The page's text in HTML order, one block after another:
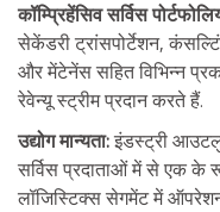
कॉम्प्रिहेंसिव सर्विस
सेकेंडरी ट्रांसपोर्टेशन,
और मेंटेनेंस सहित विभिन्न
रेवेन्यू स्ट्रीम प्रदान करते हैं.
उद्योग मान्यता: इंडस्ट्री
सर्विस प्रदाताओं में से एक के
लॉजिस्टिक्स सेगमेंट में